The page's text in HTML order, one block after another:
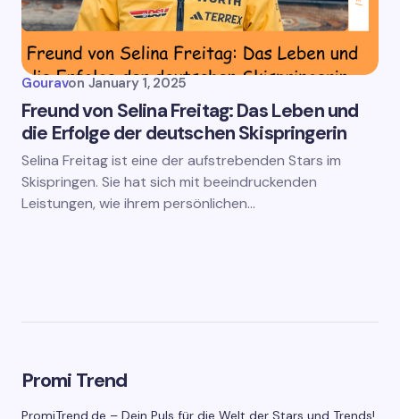
Gouravon January 1, 2025
Freund von Selina Freitag: Das Leben und
die Erfolge der deutschen Skispringerin
Selina Freitag ist eine der aufstrebenden Stars im
Skispringen. Sie hat sich mit beeindruckenden
Leistungen, wie ihrem persönlichen…
Promi Trend